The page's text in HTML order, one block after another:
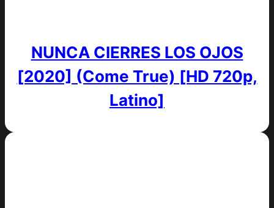
NUNCA CIERRES LOS OJOS
[2020] (Come True) [HD 720p,
Latino]